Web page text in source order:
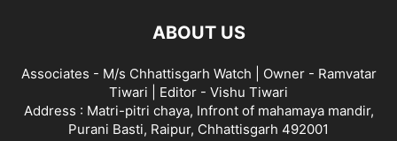
ABOUT US
Associates - M/s Chhattisgarh Watch | Owner - Ramvatar
Tiwari | Editor - Vishu Tiwari
Address : Matri-pitri chaya, Infront of mahamaya mandir,
Purani Basti, Raipur, Chhattisgarh 492001